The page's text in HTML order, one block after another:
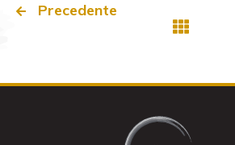
Precedente